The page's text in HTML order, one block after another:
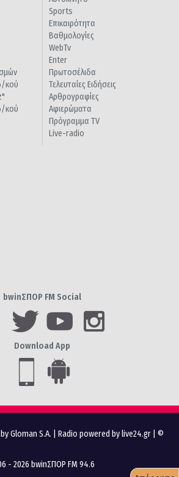
κού
κού
Sports
Επικαιρότητα
Βαθμολογίες
WebTv
Enter
Πρωτοσέλιδα
Τελευταίες Ειδήσεις
Αρθρογραφίες
Αφιερώματα
Πρόγραμμα TV
Live-radio
bwinΣΠΟΡ FM Social
Download App
Gloman S.A. Radio powered by live24.gr | ©
- 2026 bwinΣΠΟΡ FM 94.6